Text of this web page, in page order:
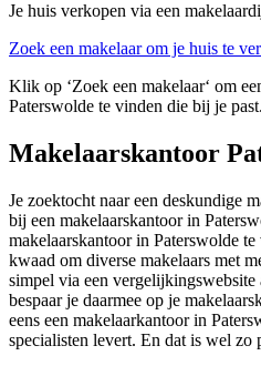
Je huis verkopen via een
Zoek een makelaar om je huis te
Klik op ‘Zoek een makelaar‘ om
Paterswolde te vinden die bij je past.
Makelaarskantoor
Je zoektocht naar een deskundige
bij een makelaarskantoor in
makelaarskantoor in Paterswolde
kwaad om diverse makelaars met
simpel via een
bespaar je daarmee op je
eens een makelaarkantoor in
specialisten levert. En dat is wel zo